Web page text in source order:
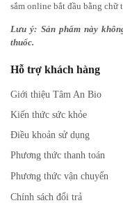
sắm online bắt đầu bằng chữ
Lưu ý: Sản phẩm này
thuốc.
Hỗ trợ khách hàng
Giới thiệu Tâm An Bio
Kiến thức sức khỏe
Điều khoản sử dụng
Phương thức thanh toán
Phương thức vận chuyển
Chính sách đổi trả